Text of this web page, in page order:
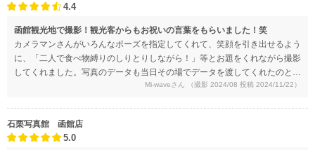
4.4
函館観光地で撮影！観光客からもお祝いの言葉をもらいました！笑
カメラマンさんがいろんなポーズを指定してくれて、笑顔を引き出せるよう
に、「二人で食べ物縛りのしりとりしながら！」等とお題をくれながら撮影
してくれました。写真のデータも当日その場でデータを渡してくれたのと、
（画質はデータより落ちますが）マイページURLから閲覧とダウンロード
るようなもの、場所移動中に私と彼が話している自然なもの、後ろからヘア
セットと手のシルエットだけ撮る等たくさんのシーンがありました。いろん
Mi-waveさん （撮影 2024/08 投稿 2024/11/22）
石栗写真館 函館店
5.0